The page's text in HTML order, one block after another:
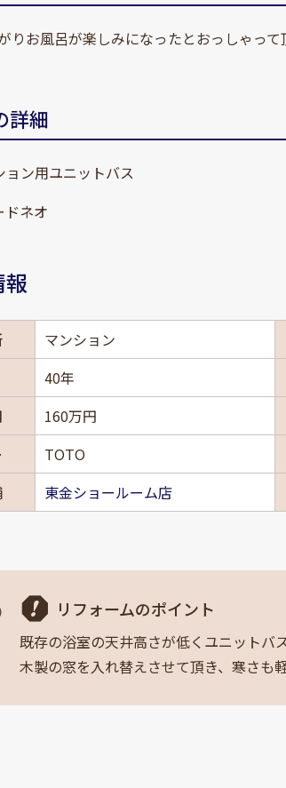
りお風呂が楽しみになったとおっしゃって
詳細
ン用ユニットバス
ドネオ
マンション
40年
160万円
TOTO
東金ショールーム店
リフォームのポイント
既存の浴室の天井高さが低くユニットバ
木製の窓を入れ替えさせて頂き、寒さも